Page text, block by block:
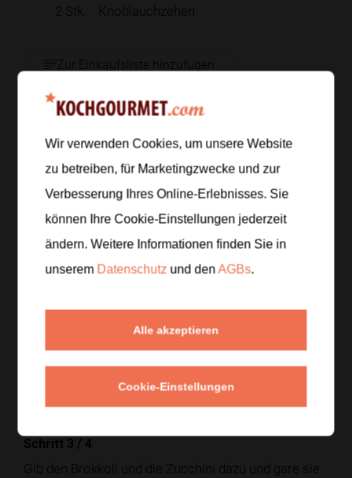
2 Stk. Knoblauchzehen
Zur Einkaufsliste hinzufügen
Zubereitung
Schritt 1
Schneide die Hühnerbrust in Streifen und den Tofu in
Würfel. Wasche den Brokkoli und teile ihn in
Röschen, schneide die Zucchini in Halbmonde.
Schäle den Knoblauch und hacke ihn fein, zupfe den
dem Knoblauch in einer großen Pfanne rundum an,
Schritt 3 / 4
Gib den Brokkoli und die Zucchini dazu und gare sie
Wir verwenden Cookies, um unsere Website
zu betreiben, für Marketingzwecke und zur
Verbesserung Ihres Online-Erlebnisses. Sie
können Ihre Cookie-Einstellungen jederzeit
ändern. Weitere Informationen finden Sie in
unserem Datenschutz und denAGBs.
Alle akzeptieren
Cookie-Einstellungen